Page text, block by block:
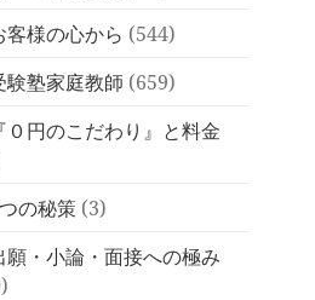
客様の心から (544)
験塾家庭教師 (659)
０円のこだわり』と料金
の秘策 (3)
願・小論・面接への極み